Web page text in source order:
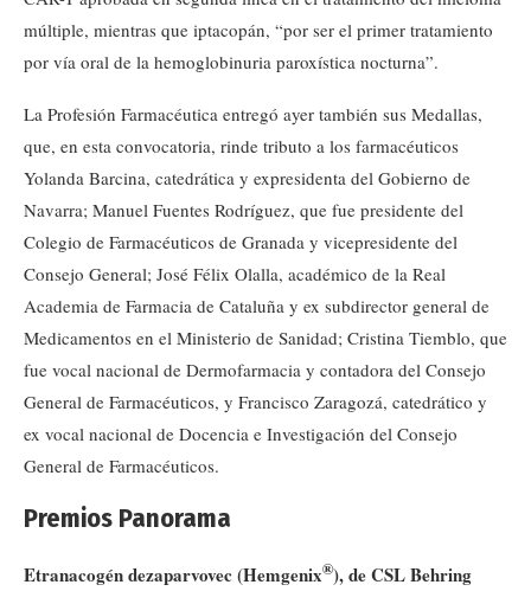
múltiple, mientras que iptacopán, “por ser el primer tratamiento
por vía oral de la hemoglobinuria paroxística nocturna”.
La Profesión Farmacéutica entregó ayer también sus Medallas,
que, en esta convocatoria, rinde tributo a los farmacéuticos
Yolanda Barcina, catedrática y expresidenta del Gobierno de
Navarra; Manuel Fuentes Rodríguez, que fue presidente del
Colegio de Farmacéuticos de Granada y vicepresidente del
Consejo General; José Félix Olalla, académico de la Real
Academia de Farmacia de Cataluña y ex subdirector general de
Medicamentos en el Ministerio de Sanidad; Cristina Tiemblo, que
fue vocal nacional de Dermofarmacia y contadora del Consejo
General de Farmacéuticos, y Francisco Zaragozá, catedrático y
ex vocal nacional de Docencia e Investigación del Consejo
General de Farmacéuticos.
Premios Panorama
Etranacogén dezaparvovec (Hemgenix®), de CSL Behring